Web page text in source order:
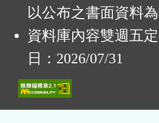
以公布之書面資料為
資料庫內容雙週五
日：2026/07/31